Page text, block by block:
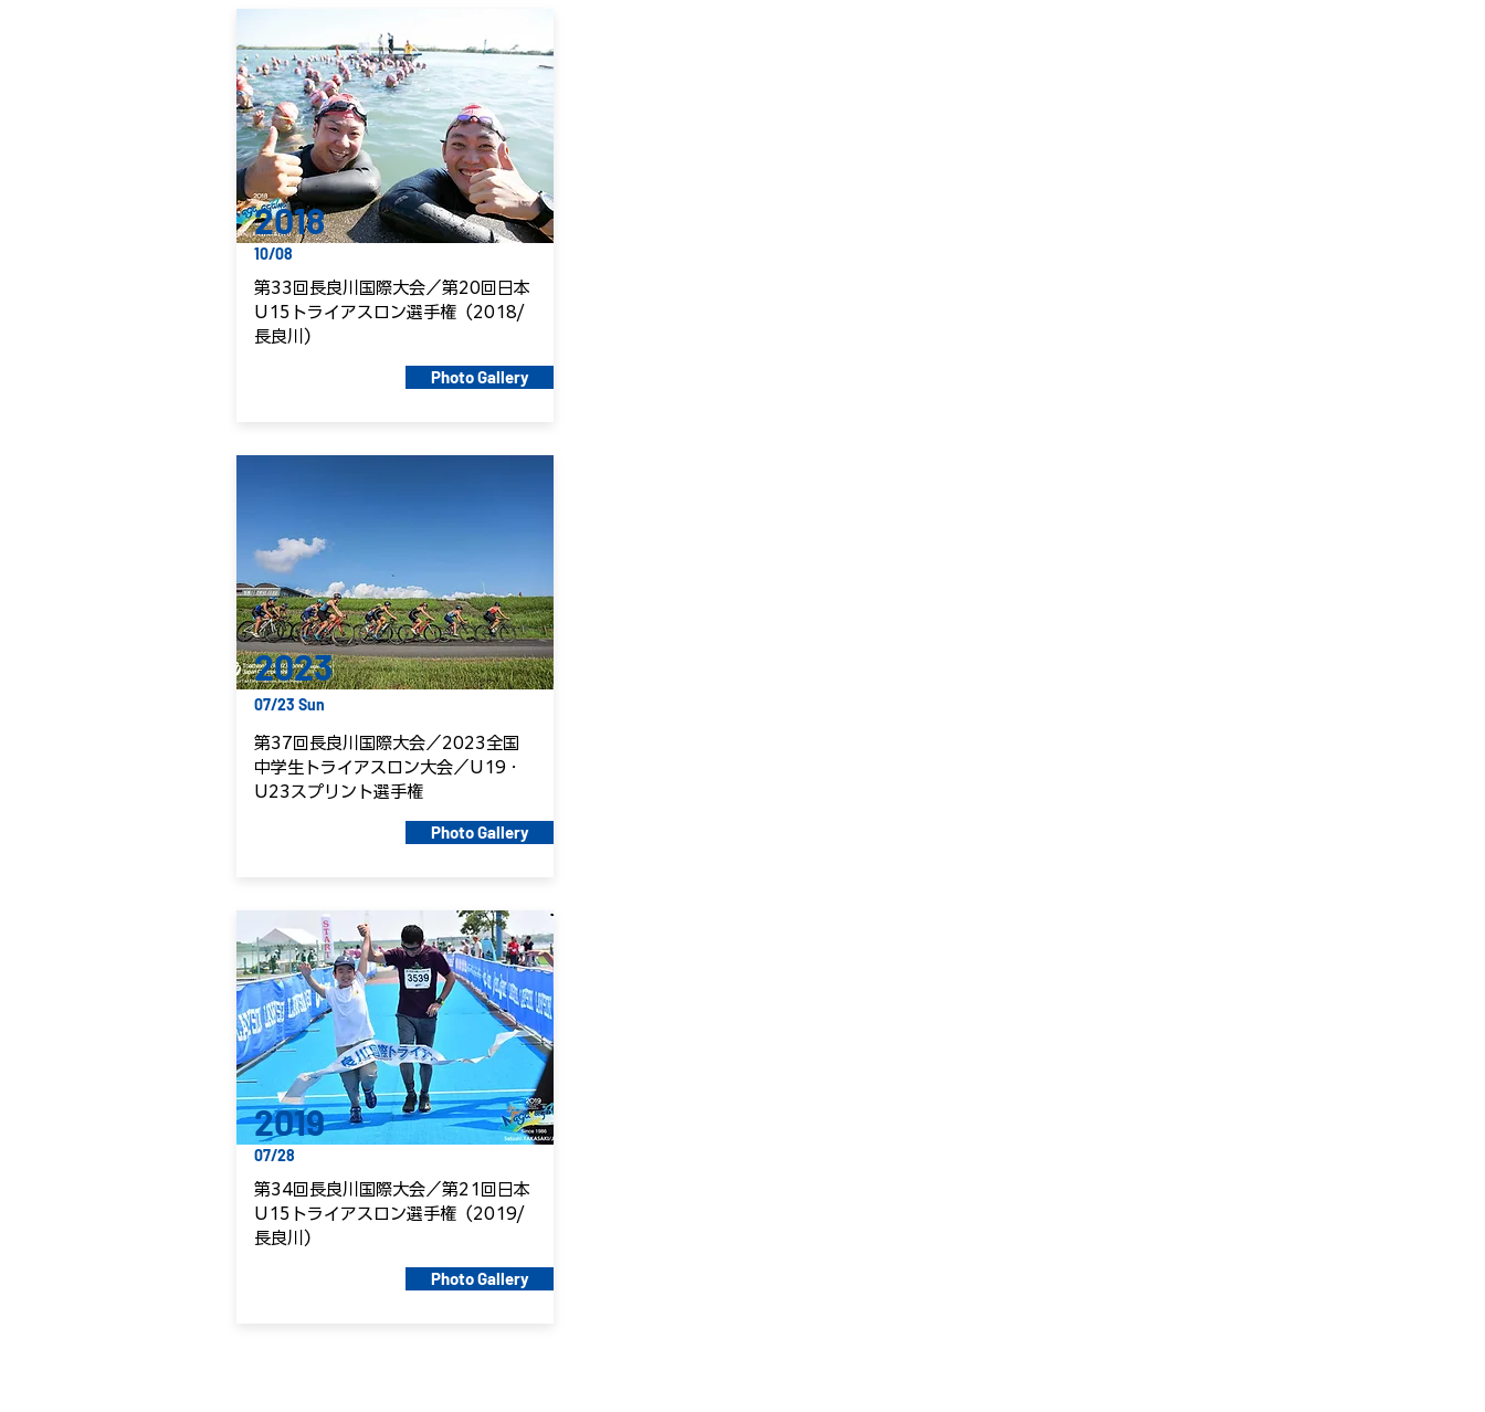
2018
10/08
第33回長良川国際大会／第20回日本
U15トライアスロン選手権（2018/
長良川）
Photo Gallery
2023
07/23 Sun
第37回長良川国際大会／2023全国
中学生トライアスロン大会／U19・
U23スプリント選手権
Photo Gallery
2019
07/28
第34回長良川国際大会／第21回日本
U15トライアスロン選手権（2019/
長良川）
Photo Gallery